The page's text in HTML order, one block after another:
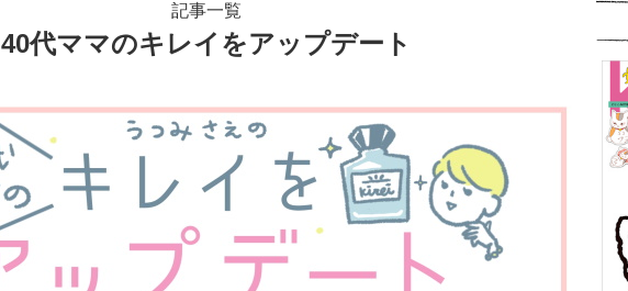
記事一覧
40代ママのキレイをアップデート